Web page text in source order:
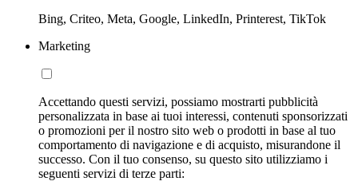
Bing, Criteo, Meta, Google, LinkedIn, Printerest, TikTok
Marketing
Accettando questi servizi, possiamo mostrarti pubblicità
personalizzata in base ai tuoi interessi, contenuti sponsorizzati
o promozioni per il nostro sito web o prodotti in base al tuo
comportamento di navigazione e di acquisto, misurandone il
successo. Con il tuo consenso, su questo sito utilizziamo i
seguenti servizi di terze parti: